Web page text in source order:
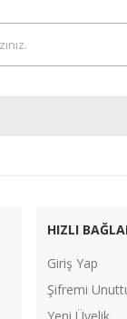
HIZLI
Giriş Yap
Şifremi